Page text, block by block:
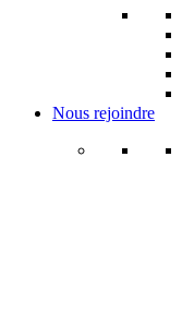
Nous rejoindre